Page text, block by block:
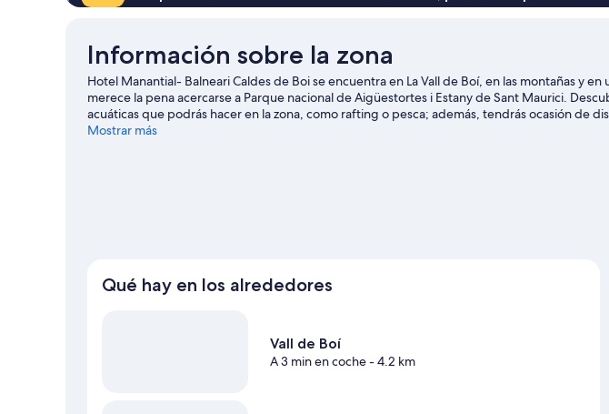
Información sobre la zona
Hotel Manantial- Balneari Caldes de Boi se encuentra en La Vall de Boí, en las montañas y
merece la pena acercarse a Parque nacional de Aigüestortes i Estany de Sant Maurici.
acuáticas que podrás hacer en la zona, como rafting o pesca; además, tendrás ocasión de
libre con opciones tan variadas como la espeleología o la escalada en roca.
Mostrar más
Qué hay en los alrededores
Vall de Boí
A 3 min en coche- 4.2 km